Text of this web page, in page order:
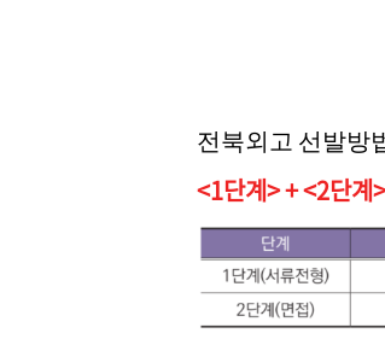
전북외고 선발방
<1단계> + <2단계